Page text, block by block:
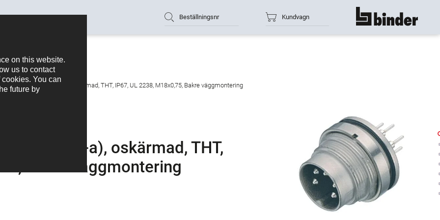
Beställningsnr Kundvagn show all
antal poler: 4 (04-a), oskärmad, THT, IP67, UL 2238, M18x0,75, Bakre väggmontering
4 (04-a), oskärmad, THT,
Bakre väggmontering